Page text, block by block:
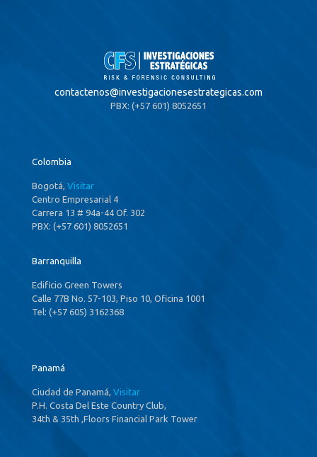
contactenos@investigacionesestrategicas.com
PBX: (+57 601) 8052651
Colombia
Bogotá, Visitar
Centro Empresarial 4
Carrera 13 # 94a-44 Of. 302
PBX: (+57 601) 8052651
Barranquilla
Edificio Green Towers
Calle 77B No. 57-103, Piso 10, Oficina 1001
Tel: (+57 605) 3162368
Panamá
Ciudad de Panamá, Visitar
P.H. Costa Del Este Country Club,
34th & 35th ,Floors Financial Park Tower